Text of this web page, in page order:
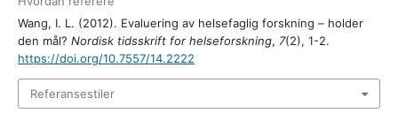
Wang, I. L. (2012). Evaluering av helsefaglig forskning – holder
den mål? Nordisk tidsskrift for helseforskning, 7(2), 1-2.
https://doi.org/10.7557/14.2222
Referansestiler